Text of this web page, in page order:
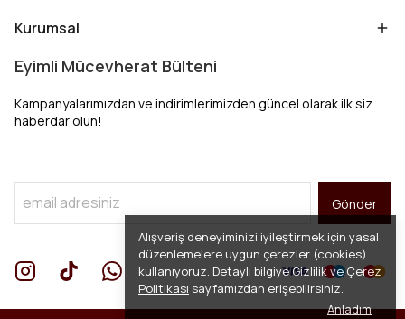
Alışveriş deneyiminizi iyileştirmek için yasal
düzenlemelere uygun çerezler (cookies)
kullanıyoruz. Detaylı bilgiyeGizlilik ve Çerez
Politikası sayfamızdan erişebilirsiniz.
Anladım
Kurumsal
Eyimli Mücevherat Bülteni
Kampanyalarımızdan ve indirimlerimizden güncel olarak ilk siz
haberdar olun!
Gönder